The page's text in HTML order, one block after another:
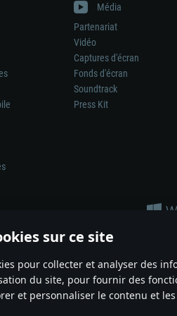
sur ce site
pour collecter et analyser des
du site, pour fournir des
et personnaliser le contenu et
Média
Partenariat
Vidéo
Captures d'écran
Fonds d'écran
Soundtrack
Press Kit
arme ou d’un véhicule réel dans ce
Games Kft. All trademarks, logos and